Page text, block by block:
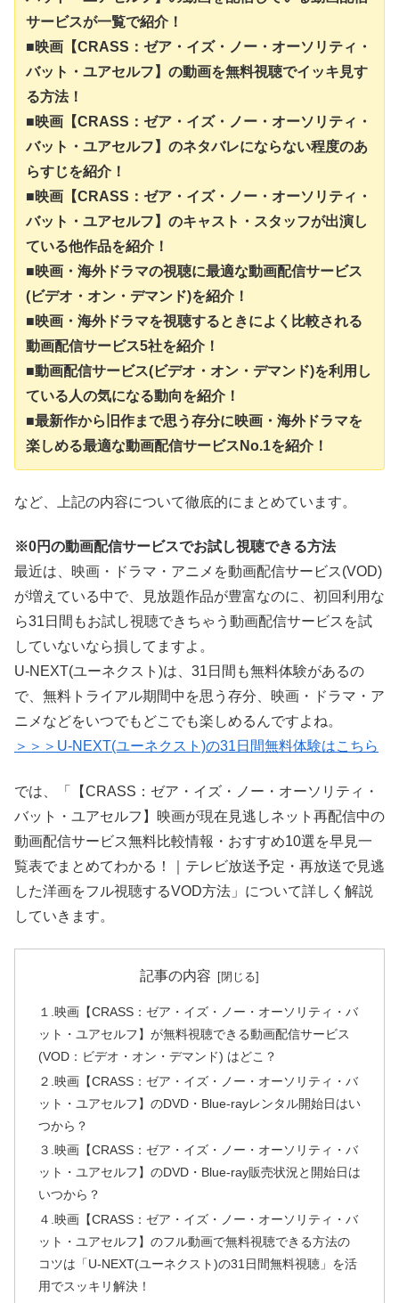
サービスが一覧で紹介！
■映画【CRASS：ゼア・イズ・ノー・オーソリティ・
バット・ユアセルフ】の動画を無料視聴でイッキ見す
る方法！
■映画【CRASS：ゼア・イズ・ノー・オーソリティ・
バット・ユアセルフ】のネタバレにならない程度のあ
らすじを紹介！
■映画【CRASS：ゼア・イズ・ノー・オーソリティ・
バット・ユアセルフ】のキャスト・スタッフが出演し
ている他作品を紹介！
■映画・海外ドラマの視聴に最適な動画配信サービス
(ビデオ・オン・デマンド)を紹介！
■映画・海外ドラマを視聴するときによく比較される
動画配信サービス5社を紹介！
■動画配信サービス(ビデオ・オン・デマンド)を利用し
ている人の気になる動向を紹介！
■最新作から旧作まで思う存分に映画・海外ドラマを
楽しめる最適な動画配信サービスNo.1を紹介！
など、上記の内容について徹底的にまとめています。
※0円の動画配信サービスでお試し視聴できる方法
最近は、映画・ドラマ・アニメを動画配信サービス(VOD)
が増えている中で、見放題作品が豊富なのに、初回利用な
ら31日間もお試し視聴できちゃう動画配信サービスを試
していないなら損してますよ。
U-NEXT(ユーネクスト)は、31日間も無料体験があるの
で、無料トライアル期間中を思う存分、映画・ドラマ・ア
ニメなどをいつでもどこでも楽しめるんですよね。
＞＞＞U-NEXT(ユーネクスト)の31日間無料体験はこちら
では、「【CRASS：ゼア・イズ・ノー・オーソリティ・
バット・ユアセルフ】映画が現在見逃しネット再配信中の
動画配信サービス無料比較情報・おすすめ10選を早見一
覧表でまとめてわかる！｜テレビ放送予定・再放送で見逃
した洋画をフル視聴するVOD方法」について詳しく解説
していきます。
記事の内容
１.映画【CRASS：ゼア・イズ・ノー・オーソリティ・バ
ット・ユアセルフ】が無料視聴できる動画配信サービス
(VOD：ビデオ・オン・デマンド) はどこ？
２.映画【CRASS：ゼア・イズ・ノー・オーソリティ・バ
ット・ユアセルフ】のDVD・Blue-rayレンタル開始日はい
つから？
３.映画【CRASS：ゼア・イズ・ノー・オーソリティ・バ
ット・ユアセルフ】のDVD・Blue-ray販売状況と開始日は
いつから？
４.映画【CRASS：ゼア・イズ・ノー・オーソリティ・バ
ット・ユアセルフ】のフル動画で無料視聴できる方法の
コツは「U-NEXT(ユーネクスト)の31日間無料視聴」を活
用でスッキリ解決！